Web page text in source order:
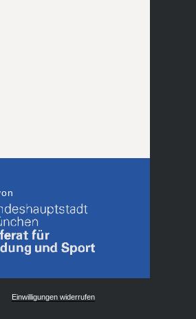
Einwilligungen widerrufen